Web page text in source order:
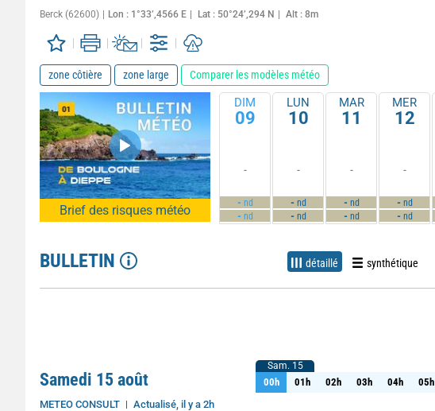
Berck (62600) Lon : 1°33’,4566 E Lat : 50°24’,294 N Alt : 8m
zone côtière zone large Comparer les modèles météo
Brief des risques météo
DIM
09
-
- nd
- nd
LUN
10
-
-nd
-nd
MAR
11
-
-nd
-nd
MER
12
-
-nd
-nd
BULLETIN détaillé synthétique
Samedi 15 août
METEO CONSULT Actualisé, il y a 2h
Sam. 15
00h 01h 02h 03h 04h 05h
Sam. 15
00h 01h 02h 03h 04h 05h